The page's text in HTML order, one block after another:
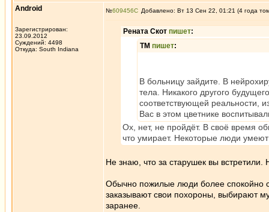
Android
Зарегистрирован:
23.09.2012
Суждений: 4498
Откуда: South Indiana
№609456 Добавлено: Вт 13 Сен 22, 01:21 (4 года
Рената Скот пишет:
ТМ пишет:
В больницу зайдите. В
тела. Никакого другого
соответствующей реальности,
Вас в этом цветнике
Ох, нет, не пройдёт. В своё время
что умирает. Некоторые люди
Не знаю, что за старушек вы
Обычно пожилые люди более спокойно
заказывают свои похороны, выбирают
заранее.